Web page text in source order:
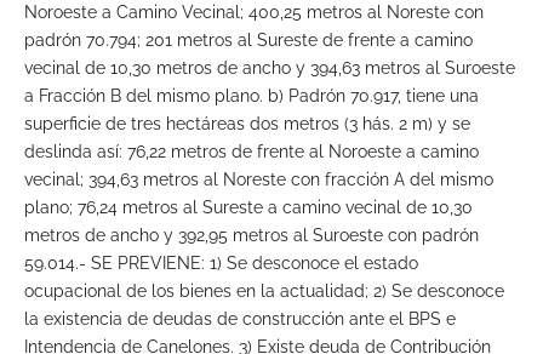
Noroeste a Camino Vecinal; 400,25 metros al Noreste con
padrón 70.794; 201 metros al Sureste de frente a camino
vecinal de 10,30 metros de ancho y 394,63 metros al Suroeste
a Fracción B del mismo plano. b) Padrón 70.917, tiene una
superficie de tres hectáreas dos metros (3 hás. 2 m) y se
deslinda así: 76,22 metros de frente al Noroeste a camino
vecinal; 394,63 metros al Noreste con fracción A del mismo
plano; 76,24 metros al Sureste a camino vecinal de 10,30
metros de ancho y 392,95 metros al Suroeste con padrón
59.014.- SE PREVIENE: 1) Se desconoce el estado
ocupacional de los bienes en la actualidad; 2) Se desconoce
la existencia de deudas de construcción ante el BPS e
Intendencia de Canelones. 3) Existe deuda de Contribución